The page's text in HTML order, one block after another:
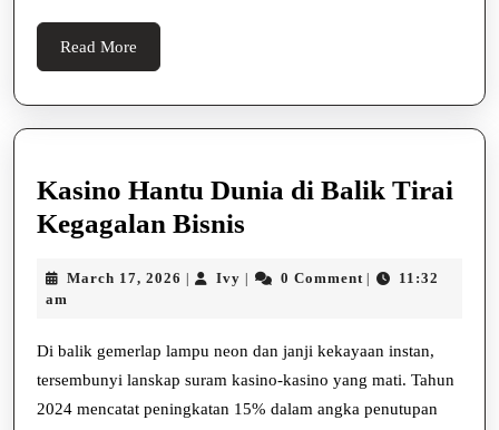
Read More
More
Kasino Hantu Dunia di Balik Tirai
Kegagalan Bisnis
Dunia
Balik
Tirai
Kegagalan
March 17, 2026 March
| Ivy Ivy
| 0 Comment |
11:32
am
Di balik gemerlap lampu neon dan janji kekayaan instan,
tersembunyi lanskap suram kasino-kasino yang mati. Tahun
2024 mencatat peningkatan 15% dalam angka penutupan